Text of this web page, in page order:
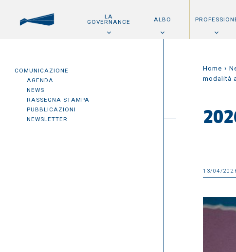
LA
GOVERNANCE ALBO
COMUNICAZIONE
AGENDA
NEWS
RASSEGNA STAMPA
PUBBLICAZIONI
NEWSLETTER
Home ›
modalità
13/04/